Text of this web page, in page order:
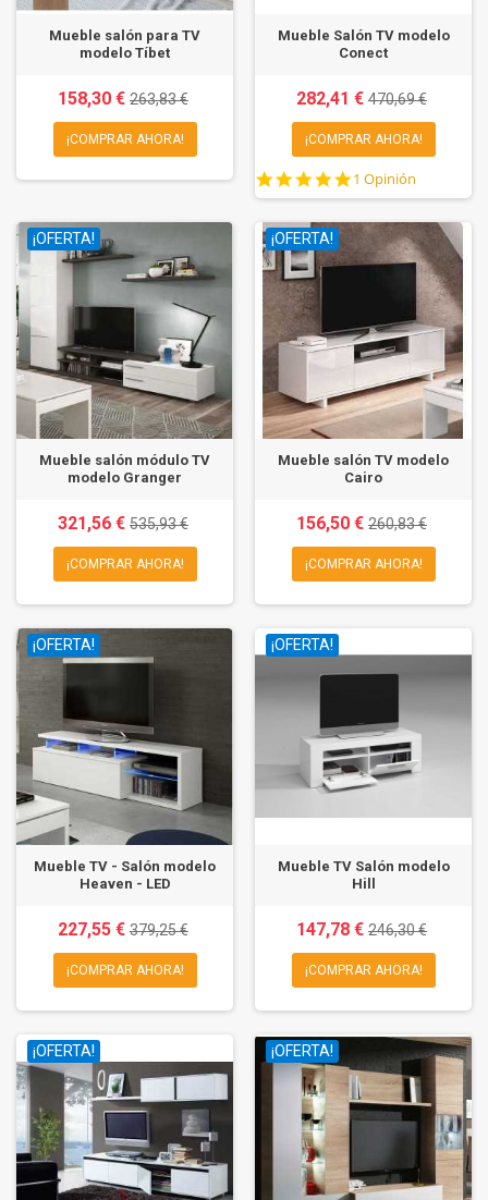
Mueble salón para TV
modelo Tíbet
158,30 € 263,83 €
¡COMPRAR AHORA!
Mueble Salón TV modelo
Conect
282,41 € 470,69 €
¡COMPRAR AHORA!
5.0
star
1 Opinión
¡OFERTA!
Mueble salón módulo TV
modelo Granger
321,56 € 535,93 €
¡COMPRAR AHORA!
¡OFERTA!
Mueble salón TV modelo
Cairo
156,50 € 260,83 €
¡COMPRAR AHORA!
¡OFERTA!
Mueble TV - Salón modelo
Heaven - LED
227,55 € 379,25 €
¡COMPRAR AHORA!
¡OFERTA!
Mueble TV Salón modelo
Hill
147,78 € 246,30 €
¡COMPRAR AHORA!
¡OFERTA! ¡OFERTA!